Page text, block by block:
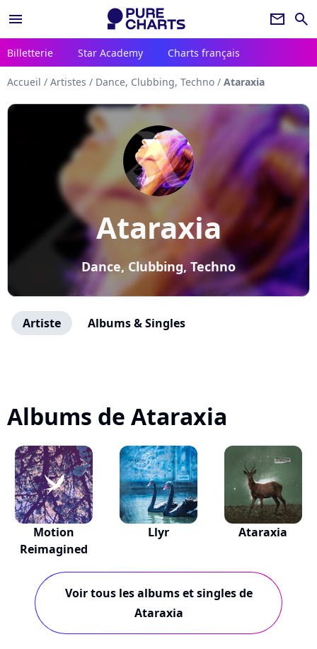
menu newsletter search
Billetterie Star Academy Charts français
Accueil / Artistes / Dance, Clubbing, Techno / Ataraxia
Ataraxia
Dance, Clubbing, Techno
Artiste Albums & Singles
Albums de Ataraxia
Motion
Reimagined
Llyr Ataraxia
Voir tous les albums et singles de
Ataraxia